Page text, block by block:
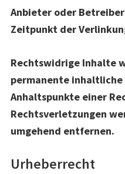
Anbieter oder
Zeitpunkt der
Rechtswidrige Inhalte
permanente
Anhaltspunkte einer
Rechtsverletzungen
umgehend entfernen.
Urheberrecht